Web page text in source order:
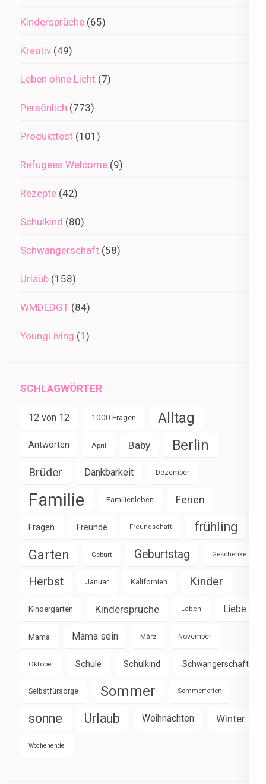
Kindersprüche (65)
Kreativ (49)
Leben ohne Licht (7)
Persönlich (773)
Produkttest (101)
Refugees Welcome (9)
Rezepte (42)
Schulkind (80)
Schwangerschaft (58)
Urlaub (158)
WMDEDGT (84)
YoungLiving (1)
SCHLAGWÖRTER
12 von 12 1000 Fragen Alltag
Antworten April Baby Berlin
Brüder Dankbarkeit Dezember
Familie Familienleben Ferien
Fragen Freunde Freundschaft frühling
Garten Geburt Geburtstag Geschenke
Herbst Januar Kalifornien Kinder
Kindergarten Kindersprüche Leben Liebe
Mama Mama sein März November
Oktober Schule Schulkind Schwangerschaft
Selbstfürsorge Sommer Sommerferien
sonne Urlaub Weihnachten Winter
Wochenende